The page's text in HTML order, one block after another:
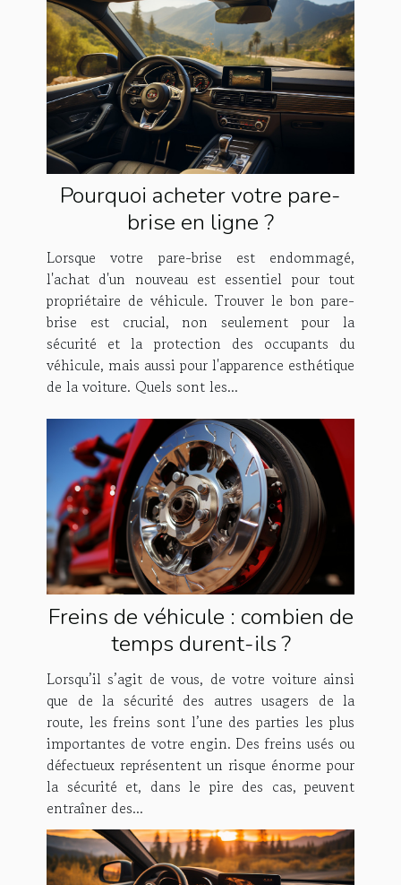
Pourquoi acheter votre pare-
brise en ligne ?
Lorsque votre pare-brise est endommagé,
l'achat d'un nouveau est essentiel pour tout
propriétaire de véhicule. Trouver le bon pare-
brise est crucial, non seulement pour la
sécurité et la protection des occupants du
véhicule, mais aussi pour l'apparence esthétique
de la voiture. Quels sont les...
Freins de véhicule : combien de
temps durent-ils ?
Lorsqu’il s’agit de vous, de votre voiture ainsi
que de la sécurité des autres usagers de la
route, les freins sont l’une des parties les plus
importantes de votre engin. Des freins usés ou
défectueux représentent un risque énorme pour
la sécurité et, dans le pire des cas, peuvent
entraîner des...